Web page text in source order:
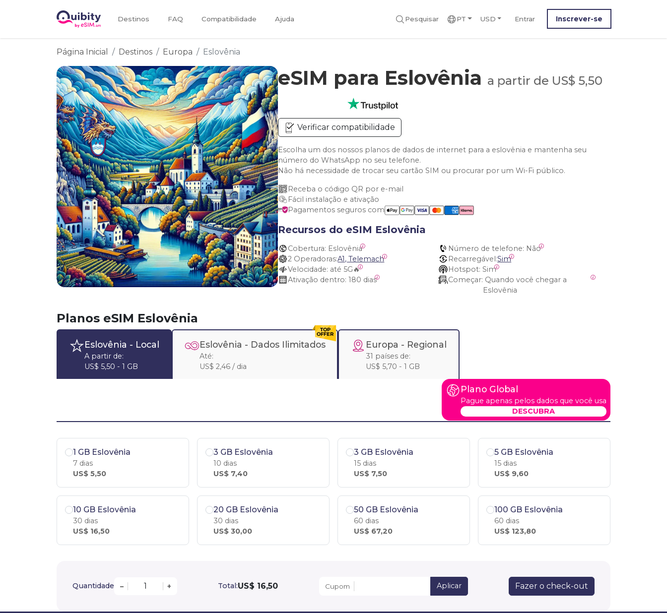
Destinos FAQ Compatibilidade Ajuda Pesquisar PT USD Entrar Inscrever-se
Página Inicial Destinos Europa Eslovênia
eSIM para Eslovênia a partir de US$ 5,50
Verificar compatibilidade
Escolha um dos nossos planos de dados de internet para a eslovênia e mantenha seu
número do WhatsApp no seu telefone.
Não há necessidade de trocar seu cartão SIM ou procurar por um Wi-Fi público.
Receba o código QR por e-mail
Fácil instalação e ativação
Pagamentos seguros com
Recursos do eSIM Eslovênia
Cobertura: Eslovênia Número de telefone: Não
2 Operadoras:A1, Telemach Recarregável:Sim
Velocidade: até 5G🔥 Hotspot: Sim
Ativação dentro: 180 dias Começar:
Eslovênia
Planos eSIM Eslovênia
Eslovênia - Local
A partir de:
US$ 5,50 - 1 GB
Eslovênia - Dados Ilimitados
Até:
US$ 2,46 / dia
Europa - Regional
31 países de:
US$ 5,70 - 1 GB
Plano Global
Pague apenas pelos dados que você usa
DESCUBRA
1 GB Eslovênia
7 dias
US$ 5,50
3 GB Eslovênia
10 dias
US$ 7,40
3 GB Eslovênia
15 dias
US$ 7,50
5 GB Eslovênia
15 dias
US$ 9,60
10 GB Eslovênia
30 dias
US$ 16,50
20 GB Eslovênia
30 dias
US$ 30,00
50 GB Eslovênia
60 dias
US$ 67,20
100 GB Eslovênia
60 dias
US$ 123,80
Quantidade – + Total:US$ 16,50 Cupom Aplicar Fazer o check-out